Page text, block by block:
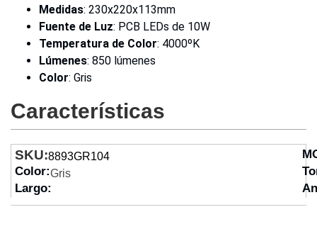
Medidas: 230x220x113mm
Fuente de Luz: PCB LEDs de 10W
Temperatura de Color: 4000ºK
Lúmenes: 850 lúmenes
Color: Gris
Características
SKU:8893GR104
Color:Gris
Largo: